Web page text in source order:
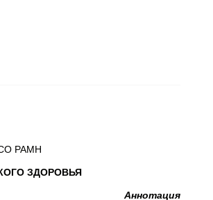
СО РАМН
ЗДОРОВЬЯ
Аннотация